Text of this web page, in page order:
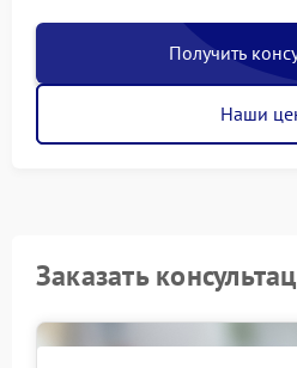
Получить
Наши
Заказать